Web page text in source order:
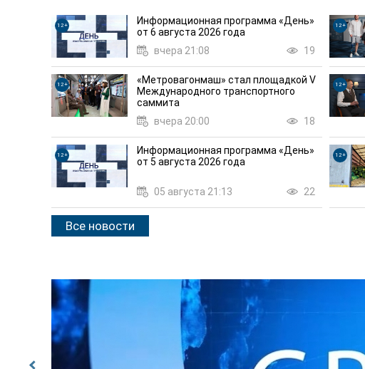
Информационная программа «День»
от 6 августа 2026 года
вчера 21:08
19
12+ 12+
«Метровагонмаш» стал площадкой V
Международного транспортного
саммита
вчера 20:00
18
12+ 12+
Информационная программа «День»
от 5 августа 2026 года
05 августа 21:13 22
12+ 12+
Все новости